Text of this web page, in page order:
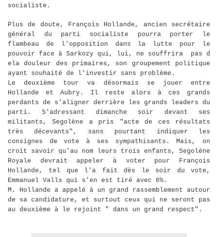
socialiste.
Plus de doute, François Hollande, ancien secrétaire
général du parti socialiste pourra porter le
flambeau de l'opposition dans la lutte pour le
pouvoir face à Sarkozy qui, lui, ne souffrira pas d
ela douleur des primaires, son groupement politique
ayant souhaité de l'investir sans problème.
Le deuxième tour va désormais se jouer entre
Hollande et Aubry. Il reste alors à ces grands
perdants de s'aligner derrière les grands leaders du
parti. S'adressant dimanche soir devant ses
militants, Segolène a pris "acte de ces résultats
très décevants", sans pourtant indiquer les
consignes de vote à ses sympathisants. Mais, on
croit savoir qu'au nom leurs trois enfants, Segolène
Royale devrait appeler à voter pour François
Hollande, tel que l'a fait dès le soir du vote,
Emmanuel Valls qui s'en est tiré avec 6%.
M. Hollande a appelé à un grand rassemblement autour
de sa candidature, et surtout ceux qui ne seront pas
au deuxième à le rejoint " dans un grand respect".